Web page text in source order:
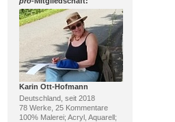
Karin Ott-Hofmann
Deutschland, seit 2018
78 Werke, 25 Kommentare
100% Malerei; Acryl, Aquarell;